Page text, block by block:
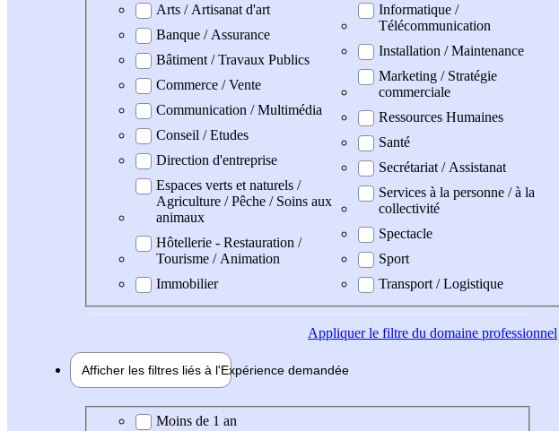
Arts / Artisanat d'art
Banque / Assurance
Bâtiment / Travaux Publics
Commerce / Vente
Communication / Multimédia
Conseil / Etudes
Direction d'entreprise
Espaces verts et naturels /
Agriculture / Pêche / Soins aux
animaux
Hôtellerie - Restauration /
Tourisme / Animation
Immobilier
Informatique /
Télécommunication
Installation / Maintenance
Marketing / Stratégie
commerciale
Ressources Humaines
Santé
Secrétariat / Assistanat
Services à la personne / à la
collectivité
Spectacle
Sport
Transport / Logistique
Appliquerle filtre du domaine professionnel
Afficher les filtres liés à l'Expérience demandée
Expérience demandée
Moins de 1 an